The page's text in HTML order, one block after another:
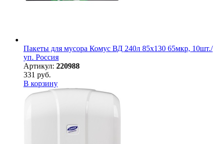
Пакеты для мусора Комус ВД 240л 85х130 65мкр, 10шт./
уп. Россия
Артикул: 220988
331 руб.
В корзину